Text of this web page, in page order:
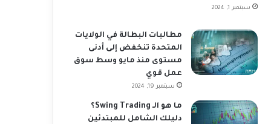
سبتمبر 1, 2024
مطالبات البطالة في الولايات
المتحدة تنخفض إلى أدنى
مستوى منذ مايو وسط سوق
عمل قوي
سبتمبر 19, 2024
ما هو الـ Swing Trading؟
دليلك الشامل للمبتدئين